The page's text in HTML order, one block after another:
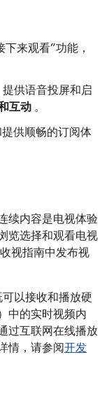
来观看”功能，
供语音投屏和启
互动 。
供顺畅的订阅体
续内容是电视体验
览选择和观看电视
视指南中发布视
以接收和播放硬
中的实时视频内
过互联网在线播放
情，请参阅开发